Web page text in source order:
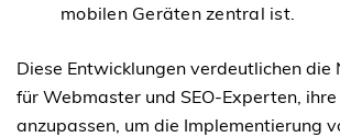
mobilen Geräten zentral ist.
Diese Entwicklungen verdeutlichen
für Webmaster und SEO-Experten,
anzupassen, um die Implementierung